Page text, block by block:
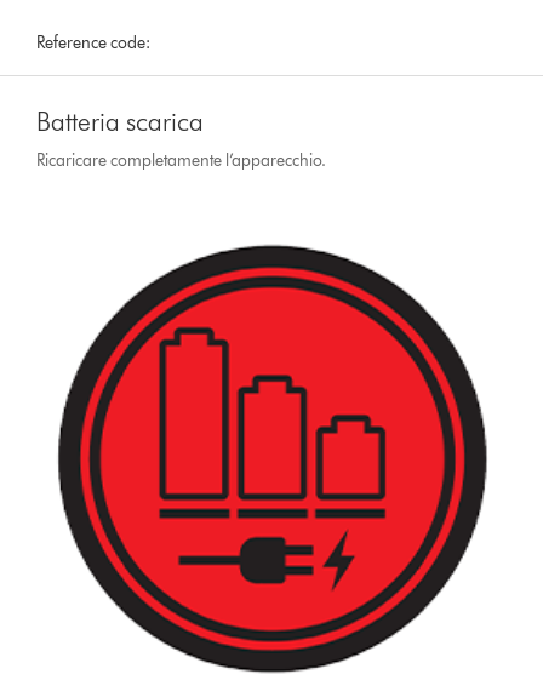
Reference code:
Batteria scarica
Ricaricare completamente l’apparecchio.